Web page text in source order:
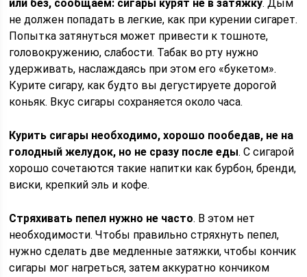
или без, сообщаем: сигары курят не в затяжку. Дым
не должен попадать в легкие, как при курении сигарет.
Попытка затянуться может привести к тошноте,
головокружению, слабости. Табак во рту нужно
удерживать, наслаждаясь при этом его «букетом».
Курите сигару, как будто вы дегустируете дорогой
коньяк. Вкус сигары сохраняется около часа.
Курить сигары необходимо, хорошо пообедав, не на
голодный желудок, но не сразу после еды. С сигарой
хорошо сочетаются такие напитки как бурбон, бренди,
виски, крепкий эль и кофе.
Стряхивать пепел нужно не часто. В этом нет
необходимости. Чтобы правильно стряхнуть пепел,
нужно сделать две медленные затяжки, чтобы кончик
сигары мог нагреться, затем аккуратно кончиком